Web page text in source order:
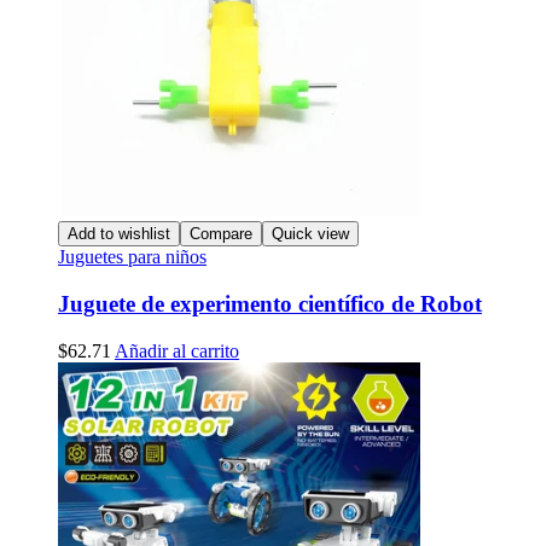
Add to wishlist Compare Quick view
Juguetes para niños
Juguete de experimento científico de Robot
$62.71 Añadir al carrito